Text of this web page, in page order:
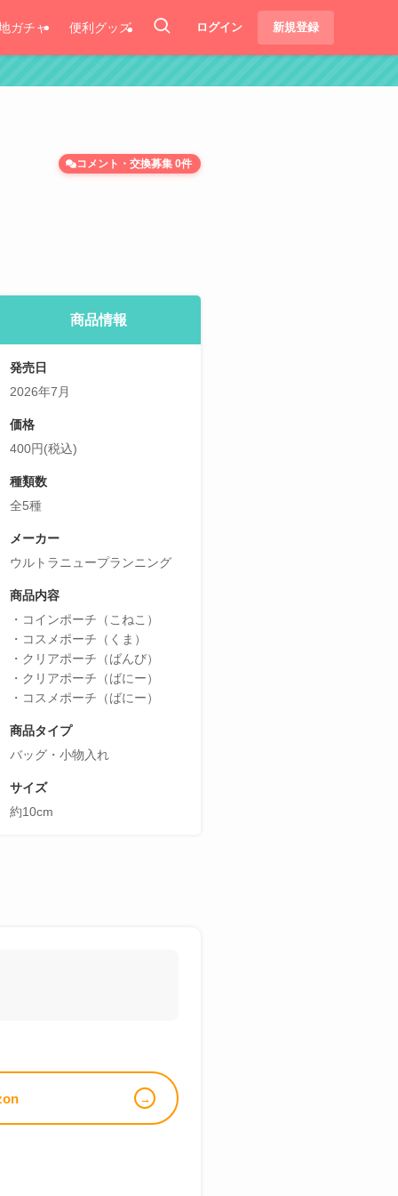
ガチャ 便利グッズ ログイン 新規登録
コメント・交換募集 0件
商品情報
発売日
2026年7月
価格
400円(税込)
種類数
全5種
メーカー
ウルトラニュープランニング
商品内容
・コインポーチ（こねこ）
・コスメポーチ（くま）
・クリアポーチ（ばんび）
・クリアポーチ（ばにー）
・コスメポーチ（ばにー）
商品タイプ
バッグ・小物入れ
サイズ
約10cm